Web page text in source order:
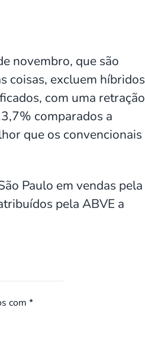
novembro, que são
coisas, excluem híbridos
com uma retração
comparados a
que os convencionais
Paulo em vendas pela
pela ABVE a
com *